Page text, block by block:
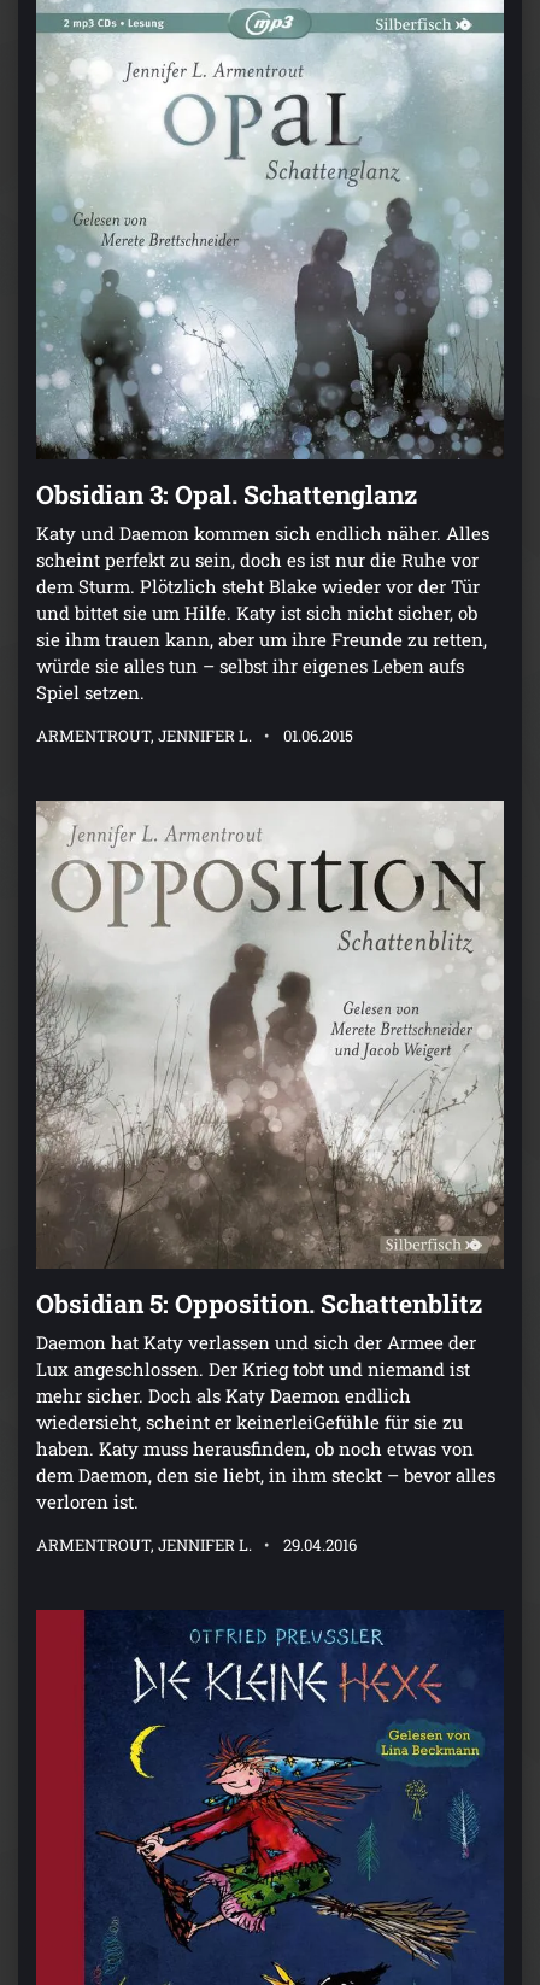
Obsidian 3: Opal. Schattenglanz
Katy und Daemon kommen sich endlich näher. Alles
scheint perfekt zu sein, doch es ist nur die Ruhe vor
dem Sturm. Plötzlich steht Blake wieder vor der Tür
und bittet sie um Hilfe. Katy ist sich nicht sicher, ob
sie ihm trauen kann, aber um ihre Freunde zu retten,
würde sie alles tun – selbst ihr eigenes Leben aufs
Spiel setzen.
ARMENTROUT, JENNIFER L. 01.06.2015
Obsidian 5: Opposition. Schattenblitz
Daemon hat Katy verlassen und sich der Armee der
Lux angeschlossen. Der Krieg tobt und niemand ist
mehr sicher. Doch als Katy Daemon endlich
wiedersieht, scheint er keinerleiGefühle für sie zu
haben. Katy muss herausfinden, ob noch etwas von
dem Daemon, den sie liebt, in ihm steckt – bevor alles
verloren ist.
ARMENTROUT, JENNIFER L. 29.04.2016